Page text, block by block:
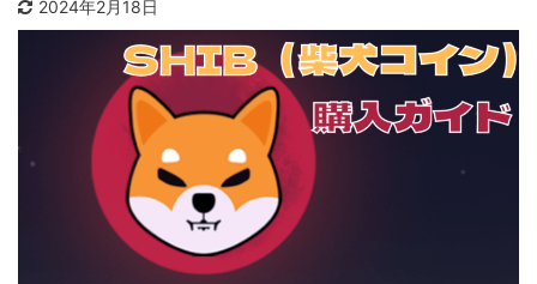
2024年2月18日